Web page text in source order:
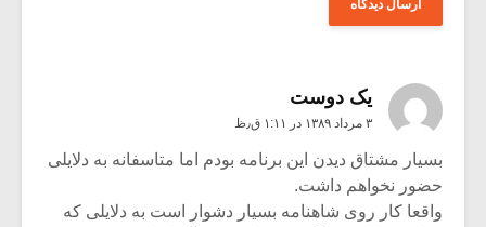
یک دوست
۳ مرداد ۱۳۸۹ در ۱:۱۱ ق٫ظ
بسیار مشتاق دیدن این برنامه بودم اما متاسفانه به دلایلی
حضور نخواهم داشت.
واقعا کار روی شاهنامه بسیار دشوار است به دلایلی که